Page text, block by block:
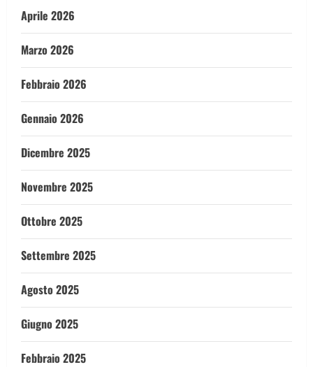
Aprile 2026
Marzo 2026
Febbraio 2026
Gennaio 2026
Dicembre 2025
Novembre 2025
Ottobre 2025
Settembre 2025
Agosto 2025
Giugno 2025
Febbraio 2025